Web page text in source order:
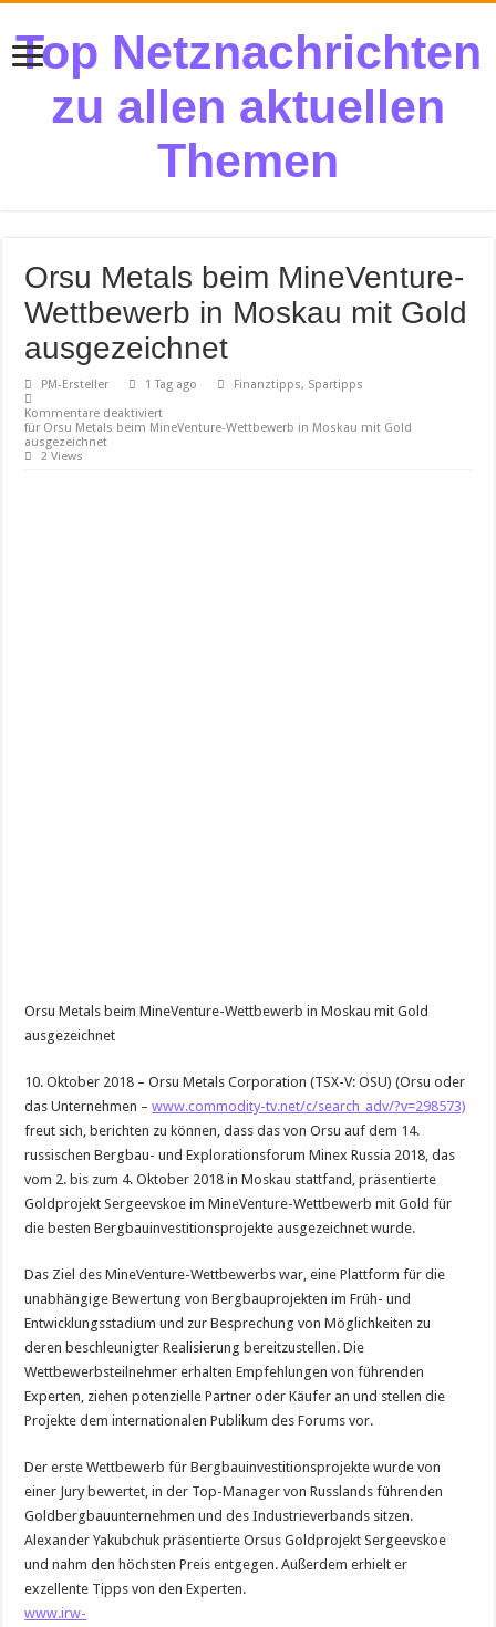
Top Netznachrichten
zu allen aktuellen
Themen
Orsu Metals beim MineVenture-
Wettbewerb in Moskau mit Gold
ausgezeichnet
PM-Ersteller 1 Tag ago
Finanztipps, Spartipps
Kommentare deaktiviert
für Orsu Metals beim MineVenture-Wettbewerb in Moskau mit Gold
ausgezeichnet
2 Views
Orsu Metals beim MineVenture-Wettbewerb in Moskau mit Gold
ausgezeichnet
10. Oktober 2018 – Orsu Metals Corporation (TSX-V: OSU) (Orsu oder
das Unternehmen –www.commodity-tv.net/c/search_adv/?v=298573)
freut sich, berichten zu können, dass das von Orsu auf dem 14.
russischen Bergbau- und Explorationsforum Minex Russia 2018, das
vom 2. bis zum 4. Oktober 2018 in Moskau stattfand, präsentierte
Goldprojekt Sergeevskoe im MineVenture-Wettbewerb mit Gold für
die besten Bergbauinvestitionsprojekte ausgezeichnet wurde.
Das Ziel des MineVenture-Wettbewerbs war, eine Plattform für die
unabhängige Bewertung von Bergbauprojekten im Früh- und
Entwicklungsstadium und zur Besprechung von Möglichkeiten zu
deren beschleunigter Realisierung bereitzustellen. Die
Wettbewerbsteilnehmer erhalten Empfehlungen von führenden
Experten, ziehen potenzielle Partner oder Käufer an und stellen die
Projekte dem internationalen Publikum des Forums vor.
Der erste Wettbewerb für Bergbauinvestitionsprojekte wurde von
einer Jury bewertet, in der Top-Manager von Russlands führenden
Goldbergbauunternehmen und des Industrieverbands sitzen.
Alexander Yakubchuk präsentierte Orsus Goldprojekt Sergeevskoe
und nahm den höchsten Preis entgegen. Außerdem erhielt er
exzellente Tipps von den Experten.
www.irw-